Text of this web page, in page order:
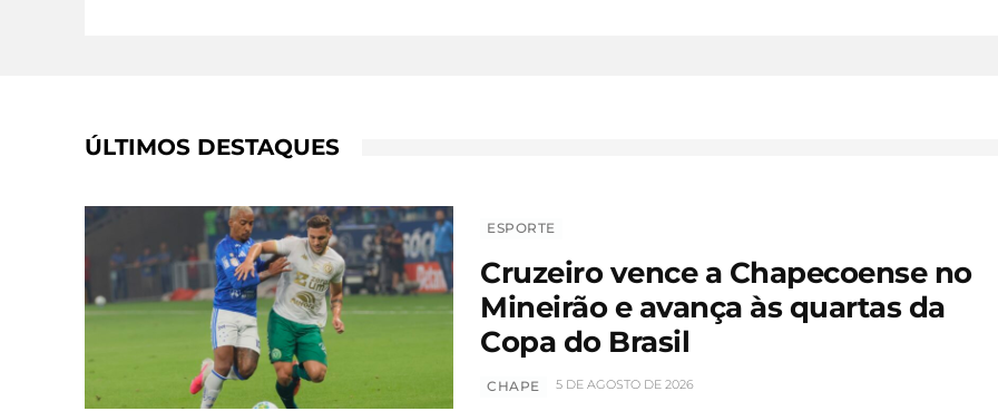
ÚLTIMOS DESTAQUES
ESPORTE
Cruzeiro vence a Chapecoense no
Mineirão e avança às quartas da
Copa do Brasil
CHAPE 5 DE AGOSTO DE 2026